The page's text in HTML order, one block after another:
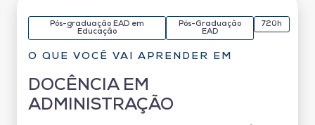
Pós-graduação EAD em
Educação
Pós-Graduação
EAD
720h
O QUE VOCÊ VAI APRENDER EM
DOCÊNCIA EM
ADMINISTRAÇÃO